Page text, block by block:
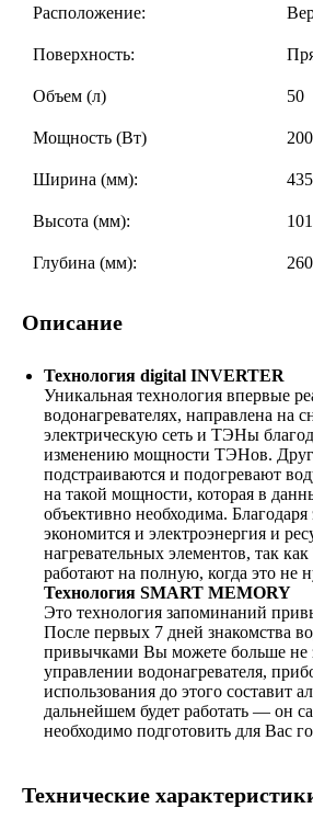
Расположение:
Поверхность:
Объем (л) 50
Мощность (Вт)
Ширина (мм): 435
Высота (мм):
Глубина (мм): 260
Описание
Технология digital INVERTER
Уникальная технология впервые
водонагревателях, направлена на
электрическую сеть и ТЭНы
изменению мощности ТЭНов.
подстраиваются и подогревают
на такой мощности, которая в
объективно необходима.
экономится и электроэнергия и
нагревательных элементов, так
работают на полную, когда это не
Технология SMART MEMORY
Это технология запоминаний
После первых 7 дней знакомства
привычками Вы можете больше не
управлении водонагревателя,
использования до этого составит
дальнейшем будет работать — он
необходимо подготовить для Вас
Технические